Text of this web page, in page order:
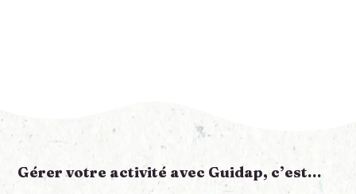
Gérer votre activité avec Guidap, c’est…